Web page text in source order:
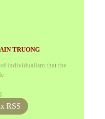
TRUONG
individualism that the
RSS